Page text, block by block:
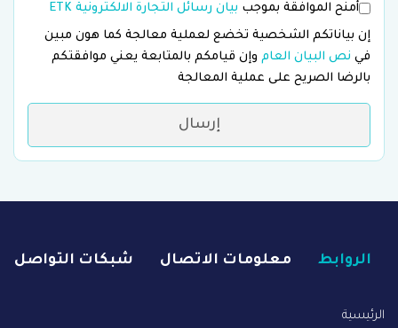
أمنح الموافقة بموجب بيان رسائل التجارة الالكترونية ETK
إن بياناتكم الشخصية تخضع لعملية معالجة كما هون مبين
في نص البيان العام وإن قيامكم بالمتابعة يعني موافقتكم
بالرضا الصريح على عملية المعالجة
إرسال
الروابط معلومات الاتصال شبكات التواصل
الرئيسية